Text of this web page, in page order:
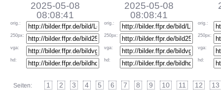
2025-05-08
08:08:41
orig.:
250px:
vga:
hd:
2025-05-08
08:08:41
orig.:
250px:
vga:
hd:
orig.:
250px:
vga:
hd:
Seiten: 1 2 3 4 5 6 7 8 9 10 11 12
13